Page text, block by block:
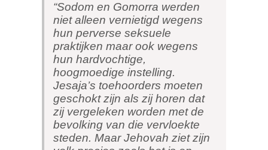
“Sodom en Gomorra werden
niet alleen vernietigd wegens
hun perverse seksuele
praktijken maar ook wegens
hun hardvochtige,
hoogmoedige instelling.
Jesaja’s toehoorders moeten
geschokt zijn als zij horen dat
zij vergeleken worden met de
bevolking van die vervloekte
steden. Maar Jehovah ziet zijn